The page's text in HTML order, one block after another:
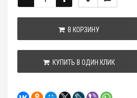
В КОРЗИНУ
КУПИТЬ В ОДИН КЛИК